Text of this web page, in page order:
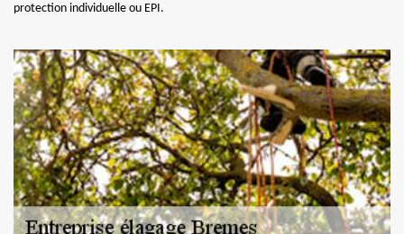
protection individuelle ou EPI.